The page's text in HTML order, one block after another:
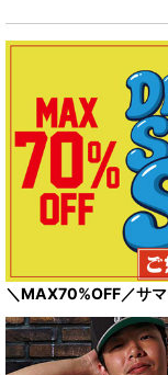
＼MAX70%OFF／サ